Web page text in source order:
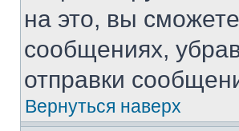
на это, вы
сообщениях,
отправки
Вернуться наверх